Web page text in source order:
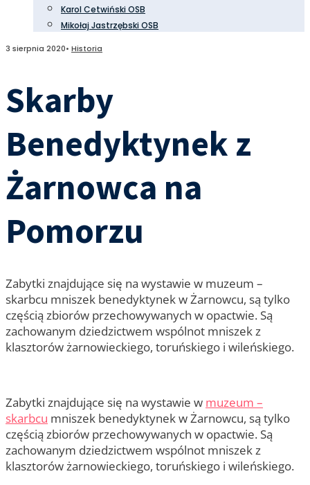
Karol Cetwiński OSB
Mikołaj Jastrzębski OSB
3 sierpnia 2020• Historia
Skarby
Benedyktynek z
Żarnowca na
Pomorzu
Zabytki znajdujące się na wystawie w muzeum –
skarbcu mniszek benedyktynek w Żarnowcu, są tylko
częścią zbiorów przechowywanych w opactwie. Są
zachowanym dziedzictwem wspólnot mniszek z
klasztorów żarnowieckiego, toruńskiego i wileńskiego.
Zabytki znajdujące się na wystawie w muzeum –
skarbcu mniszek benedyktynek w Żarnowcu, są tylko
częścią zbiorów przechowywanych w opactwie. Są
zachowanym dziedzictwem wspólnot mniszek z
klasztorów żarnowieckiego, toruńskiego i wileńskiego.